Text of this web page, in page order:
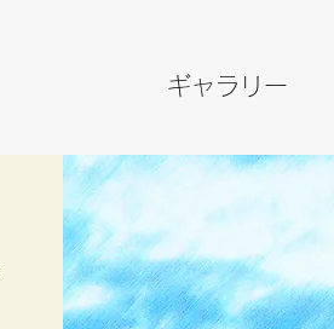
ギャラリー